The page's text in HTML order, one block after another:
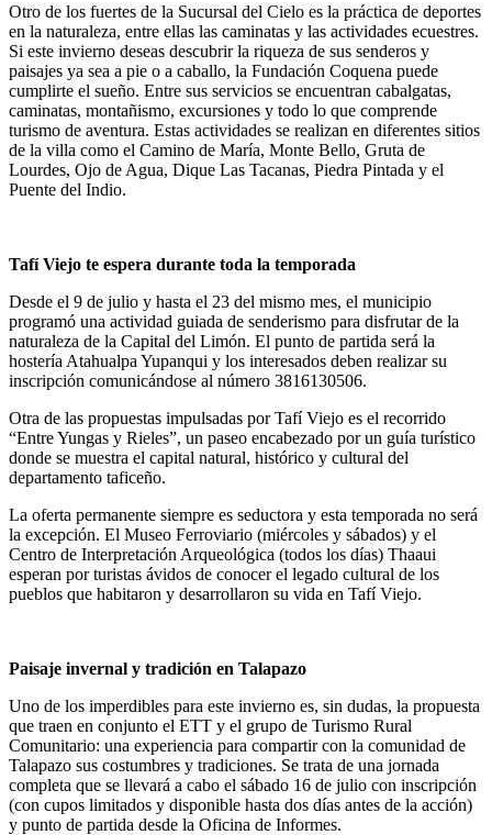
Otro de los fuertes de la Sucursal del Cielo es la práctica de deportes
en la naturaleza, entre ellas las caminatas y las actividades ecuestres.
Si este invierno deseas descubrir la riqueza de sus senderos y
paisajes ya sea a pie o a caballo, la Fundación Coquena puede
cumplirte el sueño. Entre sus servicios se encuentran cabalgatas,
caminatas, montañismo, excursiones y todo lo que comprende
turismo de aventura. Estas actividades se realizan en diferentes sitios
de la villa como el Camino de María, Monte Bello, Gruta de
Lourdes, Ojo de Agua, Dique Las Tacanas, Piedra Pintada y el
Puente del Indio.
Tafí Viejo te espera durante toda la temporada
Desde el 9 de julio y hasta el 23 del mismo mes, el municipio
programó una actividad guiada de senderismo para disfrutar de la
naturaleza de la Capital del Limón. El punto de partida será la
hostería Atahualpa Yupanqui y los interesados deben realizar su
inscripción comunicándose al número 3816130506.
Otra de las propuestas impulsadas por Tafí Viejo es el recorrido
“Entre Yungas y Rieles”, un paseo encabezado por un guía turístico
donde se muestra el capital natural, histórico y cultural del
departamento taficeño.
La oferta permanente siempre es seductora y esta temporada no será
la excepción. El Museo Ferroviario (miércoles y sábados) y el
Centro de Interpretación Arqueológica (todos los días) Thaaui
esperan por turistas ávidos de conocer el legado cultural de los
pueblos que habitaron y desarrollaron su vida en Tafí Viejo.
Paisaje invernal y tradición en Talapazo
Uno de los imperdibles para este invierno es, sin dudas, la propuesta
que traen en conjunto el ETT y el grupo de Turismo Rural
Comunitario: una experiencia para compartir con la comunidad de
Talapazo sus costumbres y tradiciones. Se trata de una jornada
completa que se llevará a cabo el sábado 16 de julio con inscripción
(con cupos limitados y disponible hasta dos días antes de la acción)
y punto de partida desde la Oficina de Informes.